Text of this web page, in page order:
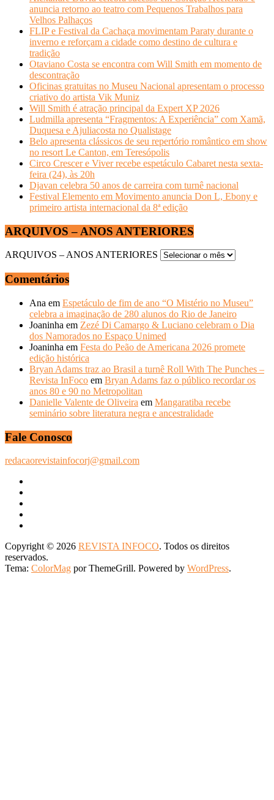
anuncia retorno ao teatro com Pequenos Trabalhos para
Velhos Palhaços
FLIP e Festival da Cachaça movimentam Paraty durante o
inverno e reforçam a cidade como destino de cultura e
tradição
Otaviano Costa se encontra com Will Smith em momento de
descontração
Oficinas gratuitas no Museu Nacional apresentam o processo
criativo do artista Vik Muniz
Will Smith é atração principal da Expert XP 2026
Ludmilla apresenta “Fragmentos: A Experiência” com Xamã,
Duquesa e Ajuliacosta no Qualistage
Belo apresenta clássicos de seu repertório romântico em show
no resort Le Canton, em Teresópolis
Circo Crescer e Viver recebe espetáculo Cabaret nesta sexta-
feira (24), às 20h
Djavan celebra 50 anos de carreira com turnê nacional
Festival Elemento em Movimento anuncia Don L, Ebony e
primeiro artista internacional da 8ª edição
ARQUIVOS – ANOS ANTERIORES
ARQUIVOS – ANOS ANTERIORES
Comentários
Ana em Espetáculo de fim de ano “O Mistério no Museu”
celebra a imaginação de 280 alunos do Rio de Janeiro
Joaninha em Zezé Di Camargo & Luciano celebram o Dia
dos Namorados no Espaço Unimed
Joaninha em Festa do Peão de Americana 2026 promete
edição histórica
Bryan Adams traz ao Brasil a turnê Roll With The Punches –
Revista InFoco em Bryan Adams faz o público recordar os
anos 80 e 90 no Metropolitan
Danielle Valente de Oliveira em Mangaratiba recebe
seminário sobre literatura negra e ancestralidade
Fale Conosco
redacaorevistainfocorj@gmail.com
Copyright © 2026 REVISTA INFOCO. Todos os direitos
reservados.
Tema: ColorMag por ThemeGrill. Powered by WordPress.